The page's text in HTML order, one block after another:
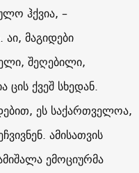
ჰქვია, –
აი, მაგიდები
შეღებილი,
ცის ქვეშ სხედან.
ეს საქართველოა,
ამისათვის
ემოციურმა